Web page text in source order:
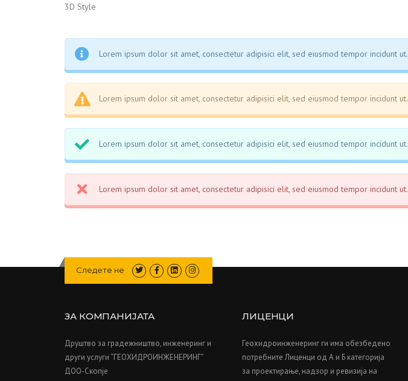
3D Style
Lorem ipsum dolor sit amet, consectetur adipisici elit, sed eiusmod tempor incidunt ut.
Lorem ipsum dolor sit amet, consectetur adipisici elit, sed eiusmod tempor incidunt ut.
Lorem ipsum dolor sit amet, consectetur adipisici elit, sed eiusmod tempor incidunt ut.
Lorem ipsum dolor sit amet, consectetur adipisici elit, sed eiusmod tempor incidunt ut.
Следете не
ЗА КОМПАНИЈАТА
Друштво за градежништво, инженеринг и
други услуги “ГЕОХИДРОИНЖЕНЕРИНГ”
ДОО-Скопје
ЛИЦЕНЦИ
Геохидроинженеринг ги има обезбедено
потребните Лиценци од А и Б категорија
за проектирање, надзор и ревизија на